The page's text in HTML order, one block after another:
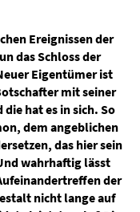
Ereignissen der
das Schloss der
Eigentümer ist
mit seiner
hat es in sich. So
dem angeblichen
das hier sein
wahrhaftig lässt
der
nicht lange auf